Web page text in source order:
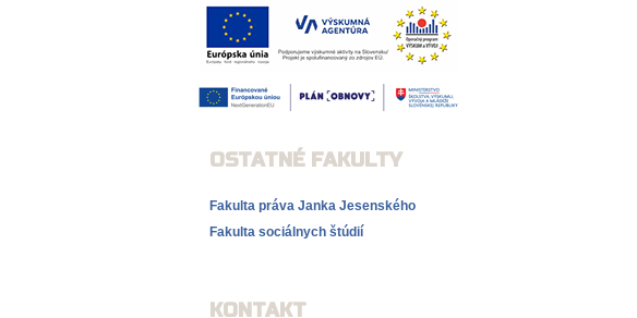
OSTATNÉ FAKULTY
Fakulta práva Janka Jesenského
Fakulta sociálnych štúdií
KONTAKT